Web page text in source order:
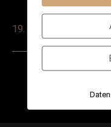
19. März 2025
Veranstaltung